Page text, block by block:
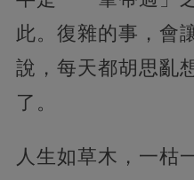
此。復雜的事，會
說，每天都胡思亂
了。
人生如草木，一枯